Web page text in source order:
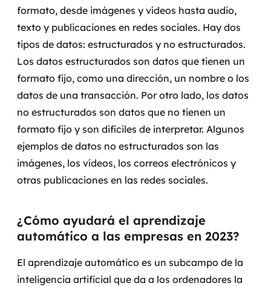
SRE / DevOps
Monitoramento 24x7
Suporte a banco de dados
FinOps
Billing Cloud
Gestão de infraestrutura
Escalar com segurança
DevSecOps
MSS
formato, desde imágenes y vídeos hasta audio,
texto y publicaciones en redes sociales. Hay dos
tipos de datos: estructurados y no estructurados.
Los datos estructurados son datos que tienen un
formato fijo, como una dirección, un nombre o los
datos de una transacción. Por otro lado, los datos
no estructurados son datos que no tienen un
formato fijo y son difíciles de interpretar. Algunos
ejemplos de datos no estructurados son las
imágenes, los vídeos, los correos electrónicos y
otras publicaciones en las redes sociales.
¿Cómo ayudará el aprendizaje
automático a las empresas en 2023?
El aprendizaje automático es un subcampo de la
inteligencia artificial que da a los ordenadores la